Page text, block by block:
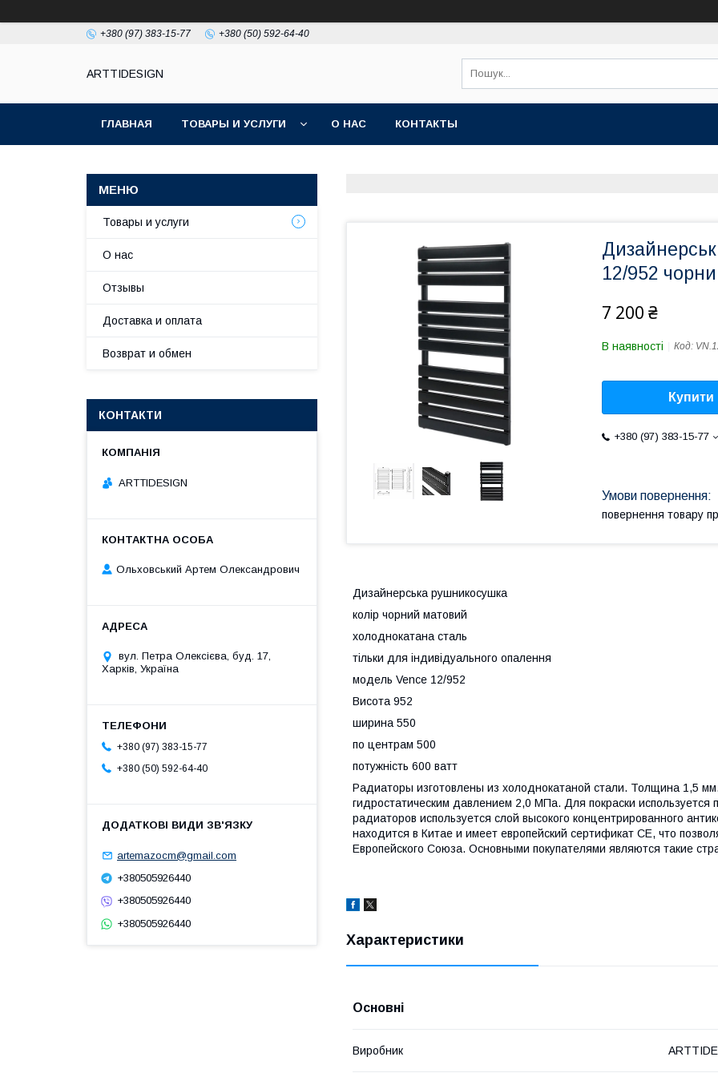
+380 (97) 383-15-77 +380 (50) 592-64-40
ARTTIDESIGN
ГЛАВНАЯ ТОВАРЫ И УСЛУГИ О НАС КОНТАКТЫ
12/952
7 200 ₴
В наявності Код:
Купити
+380 (97) 383-15-77
повернення товару
Дизайнерська рушникосушка
колір чорний матовий
холоднокатана сталь
тільки для індивідуального опалення
модель Vence 12/952
Висота 952
ширина 550
по центрам 500
потужність 600 ватт
Радиаторы изготовлены из холоднокатаной стали. Толщина 1,5
гидростатическим давлением 2,0 МПа. Для покраски
радиаторов используется слой высокого концентрированного
находится в Китае и имеет европейский сертификат СЕ, что
Европейского Союза. Основными покупателями являются такие
Характеристики
Основні
Виробник
Товары и услуги
О нас
Отзывы
Доставка и оплата
Возврат и обмен
КОНТАКТИ
ARTTIDESIGN
Ольховський Артем Олександрович
вул. Петра Олексієва, буд. 17,
Харків, Україна
+380 (97) 383-15-77
+380 (50) 592-64-40
artemazocm@gmail.com
+380505926440
+380505926440
+380505926440